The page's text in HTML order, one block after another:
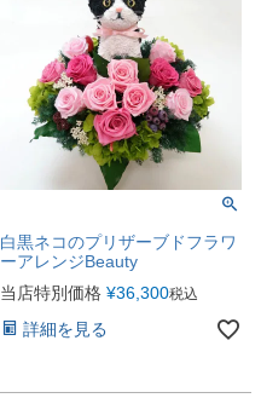
白黒ネコのプリザーブドフラワ
ーアレンジBeauty
当店特別価格 ¥36,300税込
詳細を見る